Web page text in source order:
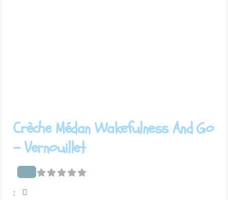
Crèche Médan Wakefulness And Go
– Vernouillet
: